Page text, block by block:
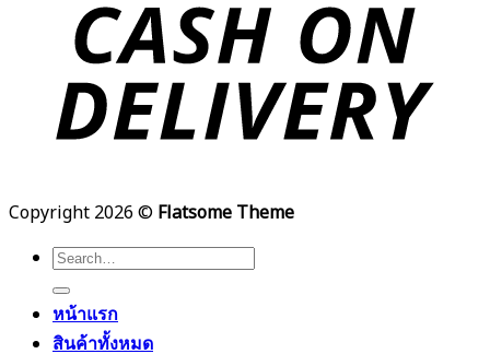
Copyright 2026 © Flatsome Theme
Search
for:
หน้าแรก
สินค้าทั้งหมด